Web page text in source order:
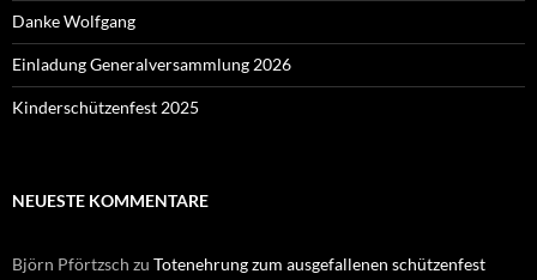
Danke Wolfgang
Einladung Generalversammlung 2026
Kinderschützenfest 2025
NEUESTE KOMMENTARE
Björn Pförtzsch zu Totenehrung zum ausgefallenen schützenfest